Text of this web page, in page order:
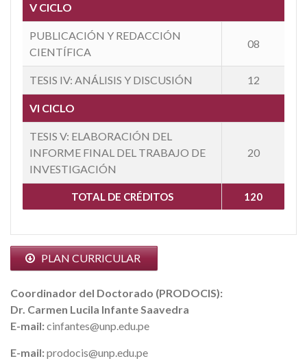
V CICLO
PUBLICACIÓN Y REDACCIÓN
CIENTÍFICA
08
TESIS IV: ANÁLISIS Y DISCUSIÓN 12
VI CICLO
TESIS V: ELABORACIÓN DEL
INFORME FINAL DEL TRABAJO DE
INVESTIGACIÓN
20
TOTAL DE CRÉDITOS 120
PLAN CURRICULAR
Coordinador del Doctorado (PRODOCIS):
Dr. Carmen Lucila Infante Saavedra
E-mail:cinfantes@unp.edu.pe
E-mail:prodocis@unp.edu.pe